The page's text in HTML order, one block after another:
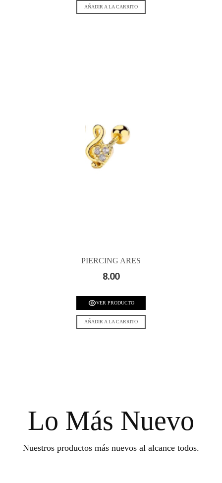
AÑADIR A LA CARRITO
PIERCING ARES
8.00
VER PRODUCTO
AÑADIR A LA CARRITO
Lo Más Nuevo
Nuestros productos más nuevos al alcance todos.